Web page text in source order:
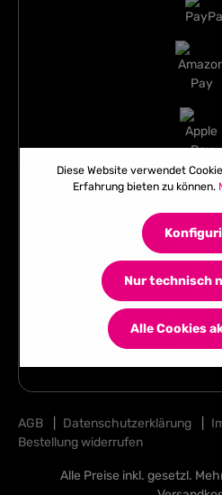
AGB Datenschutzerklärung
Bestellung widerrufen
Alle Preise inkl. gesetzl.
Diese Website verwendet
Erfahrung bieten zu können.
Nur technisch
Alle Cookies